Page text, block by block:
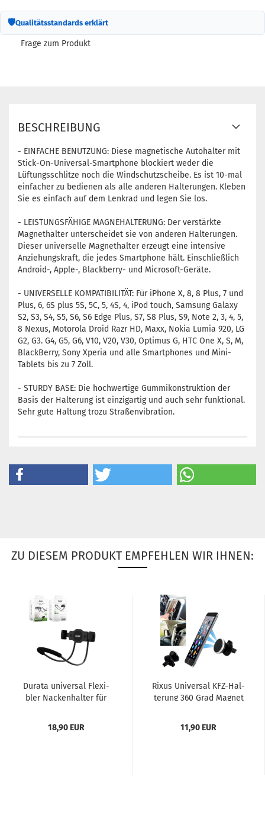
🛡Qualitätsstandards erklärt
Frage zum Produkt
BESCHREIBUNG
- EINFACHE BENUTZUNG: Diese magnetische Autohalter mit
Stick-On-Universal-Smartphone blockiert weder die
Lüftungsschlitze noch die Windschutzscheibe. Es ist 10-mal
einfacher zu bedienen als alle anderen Halterungen. Kleben
Sie es einfach auf dem Lenkrad und legen Sie los.
- LEISTUNGSFÄHIGE MAGNEHALTERUNG: Der verstärkte
Magnethalter unterscheidet sie von anderen Halterungen.
Dieser universelle Magnethalter erzeugt eine intensive
Anziehungskraft, die jedes Smartphone hält. Einschließlich
Android-, Apple-, Blackberry- und Microsoft-Geräte.
- UNIVERSELLE KOMPATIBILITÄT: Für iPhone X, 8, 8 Plus, 7 und
Plus, 6, 6S plus 5S, 5C, 5, 4S, 4, iPod touch, Samsung Galaxy
S2, S3, S4, S5, S6, S6 Edge Plus, S7, S8 Plus, S9, Note 2, 3, 4, 5,
8 Nexus, Motorola Droid Razr HD, Maxx, Nokia Lumia 920, LG
G2, G3. G4, G5, G6, V10, V20, V30, Optimus G, HTC One X, S, M,
BlackBerry, Sony Xperia und alle Smartphones und Mini-
Tablets bis zu 7 Zoll.
- STURDY BASE: Die hochwertige Gummikonstruktion der
Basis der Halterung ist einzigartig und auch sehr funktional.
Sehr gute Haltung trozu Straßenvibration.
ZU DIESEM PRODUKT EMPFEHLEN WIR IHNEN:
Du­ra­ta uni­ver­sal Fle­xi­
bler Na­cken­hal­ter für
18,90 EUR
Rixus Uni­ver­sal KFZ-​Hal­
te­rung 360 Grad Ma­gnet
11,90 EUR